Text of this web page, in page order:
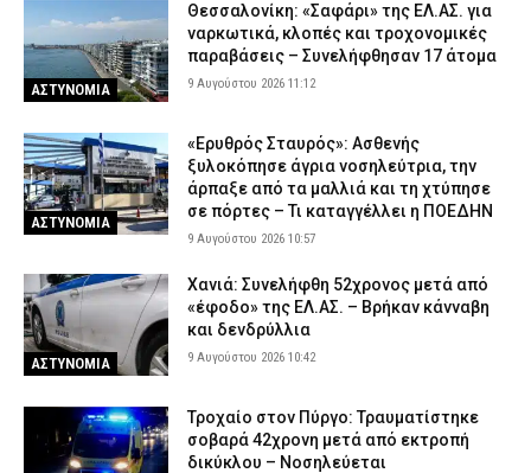
ΑΣΤΥΝΟΜΙΑ
Θεσσαλονίκη: «Σαφάρι» της ΕΛ.ΑΣ. για
ναρκωτικά, κλοπές και τροχονομικές
παραβάσεις – Συνελήφθησαν 17 άτομα
9 Αυγούστου 2026 11:12
ΑΣΤΥΝΟΜΙΑ
«Ερυθρός Σταυρός»: Ασθενής
ξυλοκόπησε άγρια νοσηλεύτρια, την
άρπαξε από τα μαλλιά και τη χτύπησε
σε πόρτες – Τι καταγγέλλει η ΠΟΕΔΗΝ
9 Αυγούστου 2026 10:57
ΑΣΤΥΝΟΜΙΑ
Χανιά: Συνελήφθη 52χρονος μετά από
«έφοδο» της ΕΛ.ΑΣ. – Βρήκαν κάνναβη
και δενδρύλλια
9 Αυγούστου 2026 10:42
Τροχαίο στον Πύργο: Τραυματίστηκε
σοβαρά 42χρονη μετά από εκτροπή
δικύκλου – Νοσηλεύεται